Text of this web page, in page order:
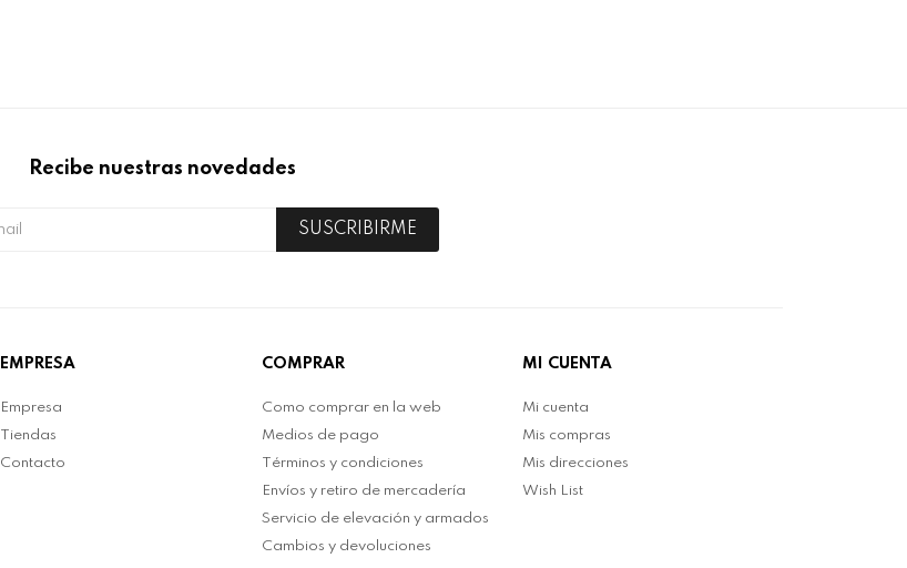
EMPRESA
Empresa
Tiendas
Contacto
COMPRAR
Como comprar en la web
Medios de pago
Términos y condiciones
Envíos y retiro de mercadería
Servicio de elevación y armados
Cambios y devoluciones
MI CUENTA
Mi cuenta
Mis compras
Mis direcciones
Wish List
Recibe nuestras novedades
SUSCRIBIRME